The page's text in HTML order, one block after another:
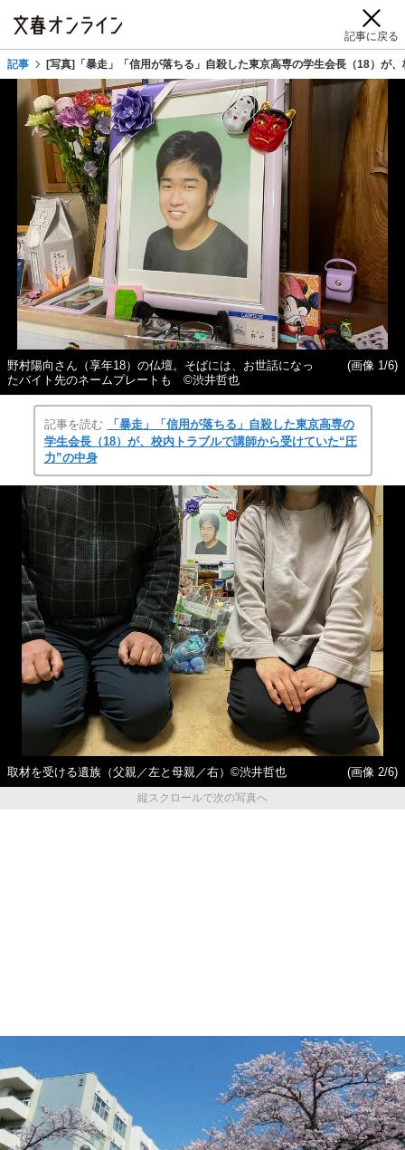
記事に戻る
記事 [写真]「暴走」「信用が落ちる」自殺した東京高専の学生会長（18）が
野村陽向さん（享年18）の仏壇。そばには、お世話になっ
たバイト先のネームプレートも ©渋井哲也
(画像 1/6)
記事を読む
「暴走」「信用が落ちる」自殺した東京高専の
学生会長（18）が、校内トラブルで講師から受けていた“圧
力”の中身
取材を受ける遺族（父親／左と母親／右）©渋井哲也
(画像 2/6)
縦スクロールで次の写真へ